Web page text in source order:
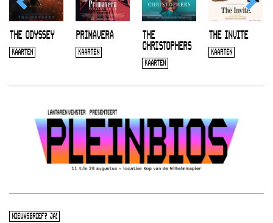
THE ODYSSEY
KAARTEN
PRIMAVERA
KAARTEN
THE
CHRISTOPHERS
KAARTEN
THE INVITE
KAARTEN
NIEUWSBRIEF? JA!